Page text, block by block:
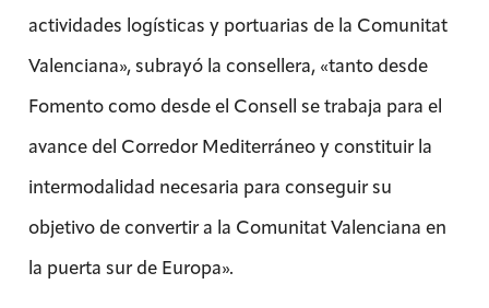
actividades logísticas y portuarias de la Comunitat
Valenciana», subrayó la consellera, «tanto desde
Fomento como desde el Consell se trabaja para el
avance del Corredor Mediterráneo y constituir la
intermodalidad necesaria para conseguir su
objetivo de convertir a la Comunitat Valenciana en
la puerta sur de Europa».